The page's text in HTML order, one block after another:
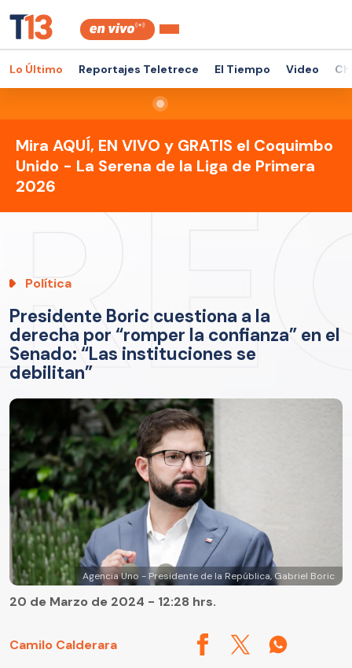
Lo Último Reportajes Teletrece El Tiempo Video
Mira AQUÍ, EN VIVO y GRATIS el Coquimbo
Unido - La Serena de la Liga de Primera
2026
Política
Presidente Boric cuestiona a la
derecha por “romper la confianza” en el
Senado: “Las instituciones se
debilitan”
Agencia Uno - Presidente de la República, Gabriel Boric
Camilo Calderara
20 de Marzo de 2024 - 12:28 hrs.